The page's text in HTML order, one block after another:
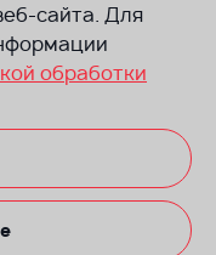
сайта. Для
обработки
в Телеграм
в Ютуб
характер.
собой право вносить
характеристики
со своей стороны.
иметь доп. оборудование